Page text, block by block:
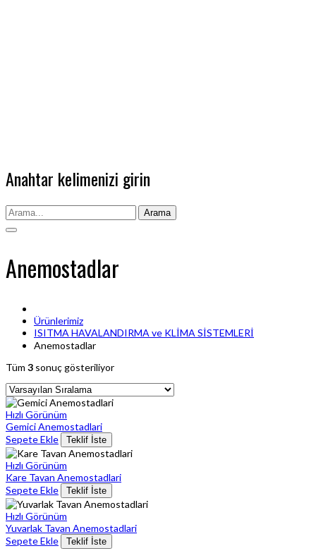
Anahtar kelimenizi girin
Arama
Anemostadlar
Ürünlerimiz
ISITMA HAVALANDIRMA ve KLİMA SİSTEMLERİ
Anemostadlar
Tüm 3 sonuç gösteriliyor
Hızlı Görünüm
Gemici Anemostadlari
Sepete Ekle
Teklif İste
Hızlı Görünüm
Kare Tavan Anemostadlari
Sepete Ekle
Teklif İste
Hızlı Görünüm
Yuvarlak Tavan Anemostadlari
Sepete Ekle
Teklif İste